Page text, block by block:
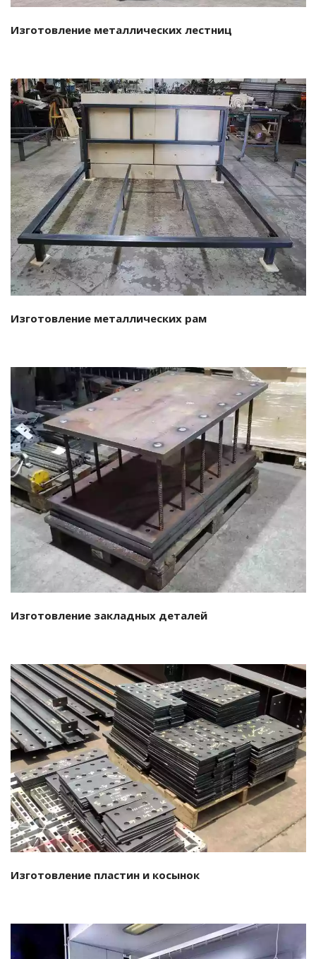
Изготовление металлических лестниц
Подробнее…
Изготовление металлических рам
Подробнее…
Изготовление закладных деталей
Подробнее…
Изготовление пластин и косынок